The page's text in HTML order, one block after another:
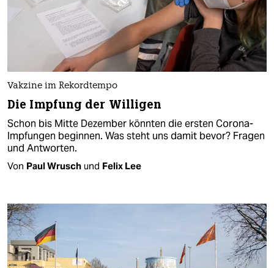
Vakzine im Rekordtempo
Die Impfung der Willigen
Schon bis Mitte Dezember könnten die ersten Corona-
Impfungen beginnen. Was steht uns damit bevor? Fragen
und Antworten.
Von Paul Wrusch und Felix Lee